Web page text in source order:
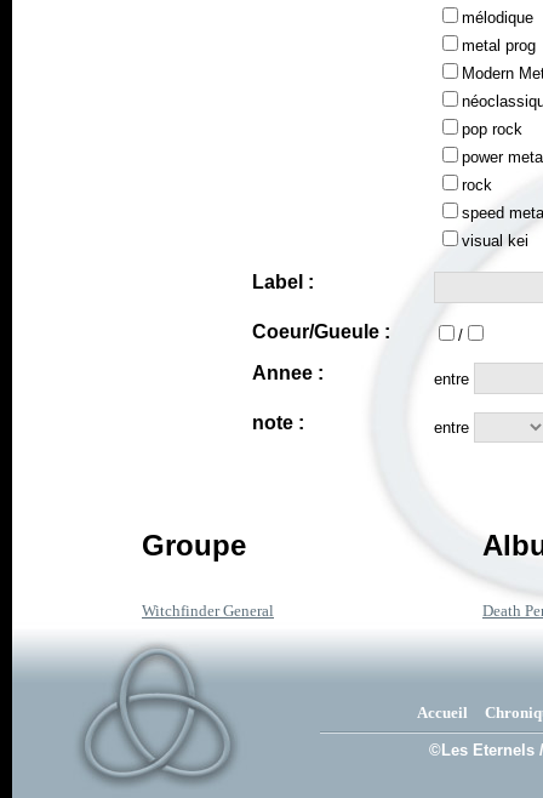
mélodique
metal prog
Modern
pop rock
power
rock
speed
visual kei
Label :
Coeur/Gueule : /
Annee : entre
note : entre
Groupe
Witchfinder General Death
Accueil
©Les Eternels